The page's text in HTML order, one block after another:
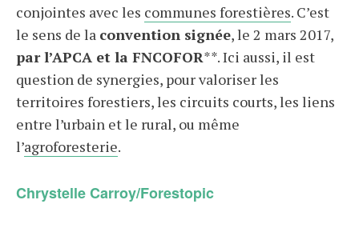
conjointes avec les communes forestières. C’est
le sens de la convention signée, le 2 mars 2017,
par l’APCA et la FNCOFOR**. Ici aussi, il est
question de synergies, pour valoriser les
territoires forestiers, les circuits courts, les liens
entre l’urbain et le rural, ou même
l’agroforesterie.
Chrystelle Carroy/Forestopic